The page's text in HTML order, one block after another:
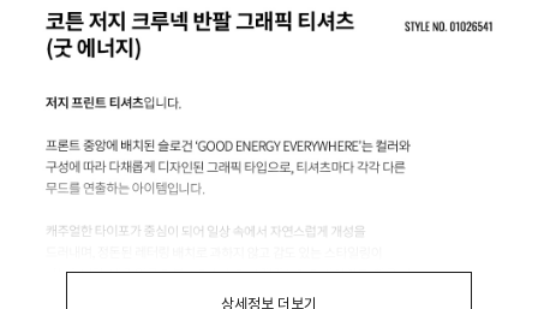
상세정보 더보기